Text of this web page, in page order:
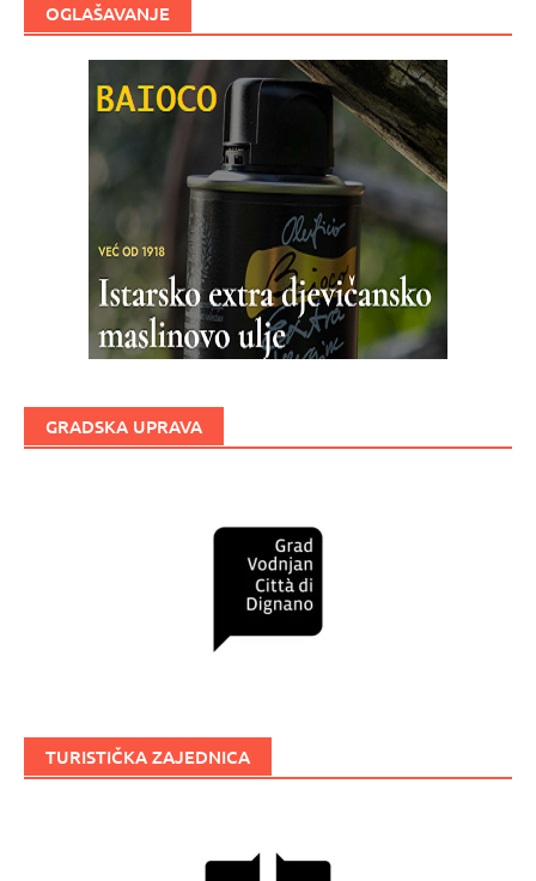
OGLAŠAVANJE
GRADSKA UPRAVA
TURISTIČKA ZAJEDNICA